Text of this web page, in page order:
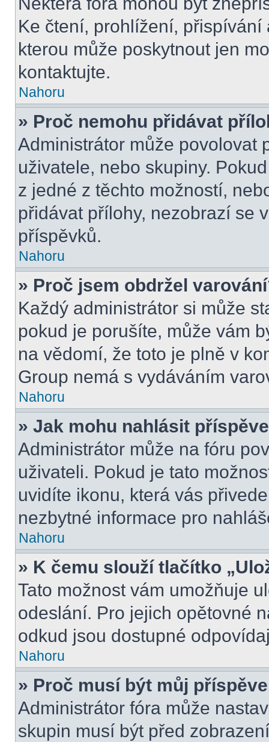
Ke čtení, prohlížení,
kterou může poskytnout jen
kontaktujte.
Nahoru
» Proč nemohu přidávat
Administrátor může povolovat
uživatele, nebo skupiny.
z jedné z těchto možností,
přidávat přílohy, nezobrazí se
příspěvků.
Nahoru
» Proč jsem obdržel
Každý administrátor si může
pokud je porušíte, může vám
na vědomí, že toto je plně v
Group nemá s vydáváním
Nahoru
» Jak mohu nahlásit
Administrátor může na fóru
uživateli. Pokud je tato
uvidíte ikonu, která vás
nezbytné informace pro
Nahoru
» K čemu slouží tlačítko
Tato možnost vám umožňuje
odeslání. Pro jejich opětovné
odkud jsou dostupné
Nahoru
» Proč musí být můj
Administrátor fóra může
skupin musí být před